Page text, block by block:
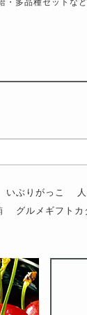
いぶりがっこ
グルメギフトカ